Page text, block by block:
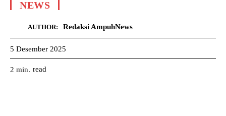
NEWS
AUTHOR: Redaksi AmpuhNews
5 Desember 2025
2 min. read